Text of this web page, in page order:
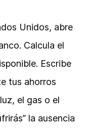
Unidos, abre
Calcula el
Escribe
tus ahorros
el gas o el
la ausencia